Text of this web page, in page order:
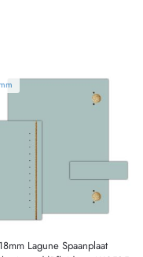
18mm Lagune Spaanplaat